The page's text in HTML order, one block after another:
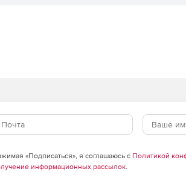
«Подписаться», я соглашаюсь с Политикой
информационных рассылок.